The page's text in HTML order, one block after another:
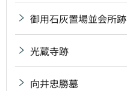
御用石灰置場並会所跡
光蔵寺跡
向井忠勝墓